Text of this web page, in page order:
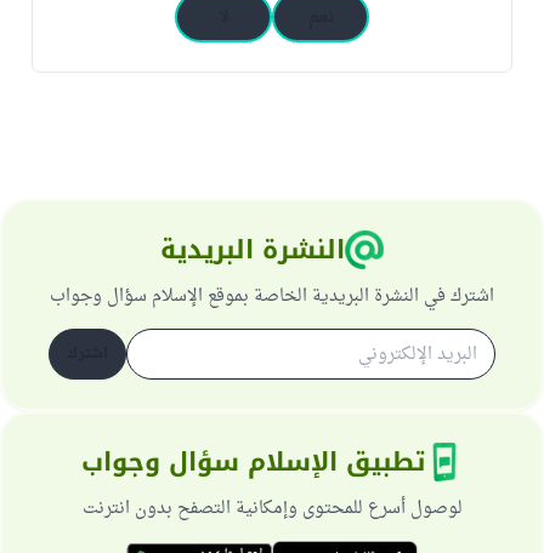
النشرة البريدية
اشترك في النشرة البريدية الخاصة بموقع الإسلام سؤال وجواب
تطبيق الإسلام سؤال وجواب
لوصول أسرع للمحتوى وإمكانية التصفح بدون انترنت